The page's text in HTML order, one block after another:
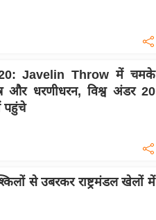
Javelin Throw में चमके
और धरणीधरन, विश्व अंडर 20
पहुंचे
से उबरकर राष्ट्रमंडल खेलों में